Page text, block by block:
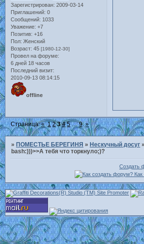
Зарегистрирован: 2009-03-14
Приглашений: 0
Сообщений: 1033
Уважение: +7
Позитив: +16
Пол: Женский
Возраст: 45 [1980-12-30]
Провел на форуме:
6 дней 18 часов
Последний визит:
2010-09-13 08:14:15
offline
Страница:« 1 2 3 4 5 … 9 »
» ПОМЕСТЬЕ БЕРЕГИНЯ » Нескучный досуг
bash:)))>>А тебя что торкнуло;)?
Создать